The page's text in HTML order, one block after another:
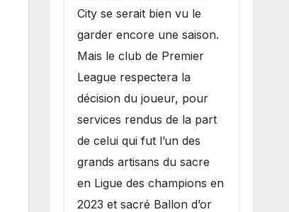
City se serait bien vu le
garder encore une saison.
Mais le club de Premier
League respectera la
décision du joueur, pour
services rendus de la part
de celui qui fut l’un des
grands artisans du sacre
en Ligue des champions en
2023 et sacré Ballon d’or